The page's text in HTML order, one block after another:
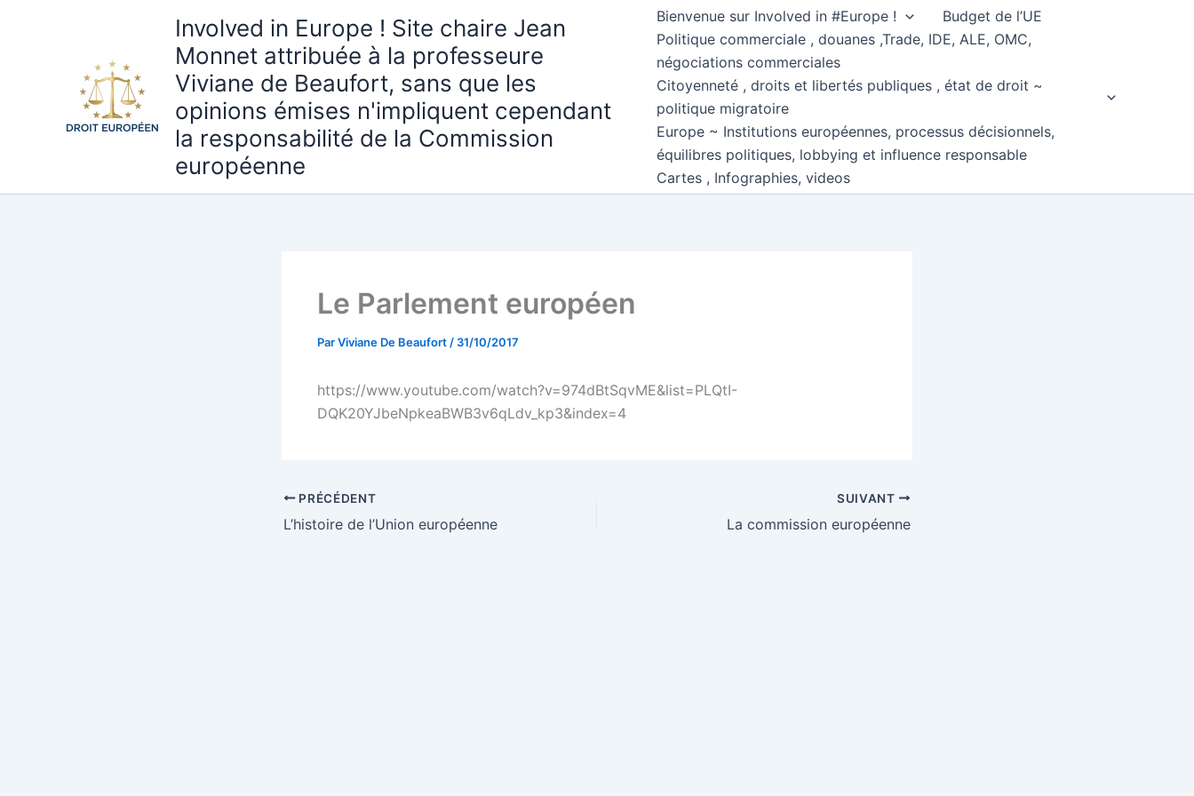
Involved in Europe ! Site chaire Jean
Monnet attribuée à la professeure
Viviane de Beaufort, sans que les
opinions émises n'impliquent cependant
la responsabilité de la Commission
européenne
Bienvenue sur Involved in #Europe !
Budget de l’UE
Politique commerciale , douanes ,Trade, IDE, ALE, OMC,
négociations commerciales
Citoyenneté , droits et libertés publiques , état de droit ~
politique migratoire
Europe ~ Institutions européennes, processus décisionnels,
équilibres politiques, lobbying et influence responsable
Cartes , Infographies, videos
Le Parlement européen
ParViviane De Beaufort / 31/10/2017
https://www.youtube.com/watch?v=974dBtSqvME&list=PLQtI-
DQK20YJbeNpkeaBWB3v6qLdv_kp3&index=4
PRÉCÉDENT
L’histoire de l’Union européenne
SUIVANT
La commission européenne